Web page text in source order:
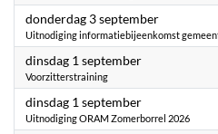
donderdag 3 september2026
Uitnodiging informatiebijeenkomst
dinsdag 1 september2026
Voorzitterstraining
dinsdag 1 september2026
Uitnodiging ORAM Zomerborrel 2026